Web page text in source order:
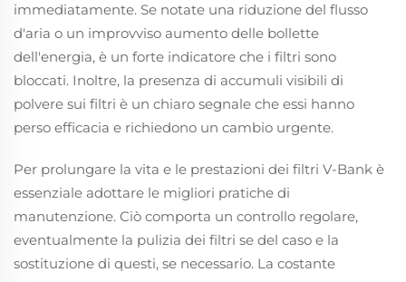
immediatamente. Se notate una riduzione del flusso
d'aria o un improvviso aumento delle bollette
dell'energia, è un forte indicatore che i filtri sono
bloccati. Inoltre, la presenza di accumuli visibili di
polvere sui filtri è un chiaro segnale che essi hanno
perso efficacia e richiedono un cambio urgente.
Per prolungare la vita e le prestazioni dei filtri V-Bank è
essenziale adottare le migliori pratiche di
manutenzione. Ciò comporta un controllo regolare,
eventualmente la pulizia dei filtri se del caso e la
sostituzione di questi, se necessario. La costante